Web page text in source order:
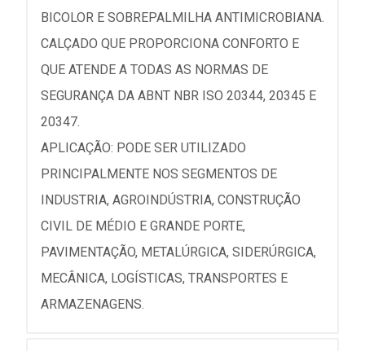
BICOLOR E SOBREPALMILHA ANTIMICROBIANA.
CALÇADO QUE PROPORCIONA CONFORTO E
QUE ATENDE A TODAS AS NORMAS DE
SEGURANÇA DA ABNT NBR ISO 20344, 20345 E
20347.
APLICAÇÃO: PODE SER UTILIZADO
PRINCIPALMENTE NOS SEGMENTOS DE
INDUSTRIA, AGROINDÚSTRIA, CONSTRUÇÃO
CIVIL DE MÉDIO E GRANDE PORTE,
PAVIMENTAÇÃO, METALÚRGICA, SIDERÚRGICA,
MECÂNICA, LOGÍSTICAS, TRANSPORTES E
ARMAZENAGENS.